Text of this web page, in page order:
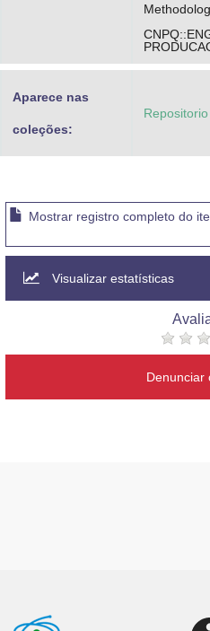
Aparece nas
coleções:
Mostrar registro completo do
Visualizar estatísticas
Denunciar